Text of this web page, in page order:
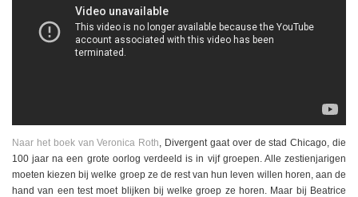
Naar het boek van Veronica Roth , Divergent gaat over de stad Chicago, die
100 jaar na een grote oorlog verdeeld is in vijf groepen. Alle zestienjarigen
moeten kiezen bij welke groep ze de rest van hun leven willen horen, aan de
hand van een test moet blijken bij welke groep ze horen. Maar bij Beatrice